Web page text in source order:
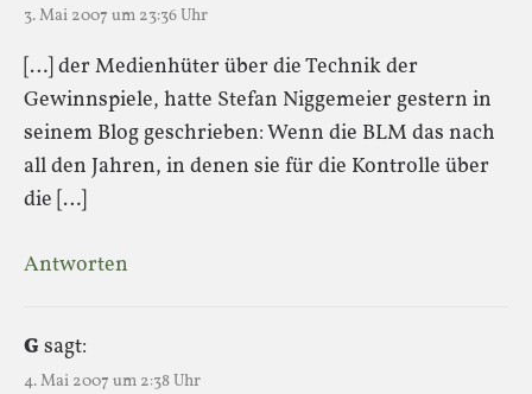
3. Mai 2007 um 23:36 Uhr
[…] der Medienhüter über die Technik der
Gewinnspiele, hatte Stefan Niggemeier gestern in
seinem Blog geschrieben: Wenn die BLM das nach
all den Jahren, in denen sie für die Kontrolle über
die […]
Antworten
G sagt:
4. Mai 2007 um 2:38 Uhr